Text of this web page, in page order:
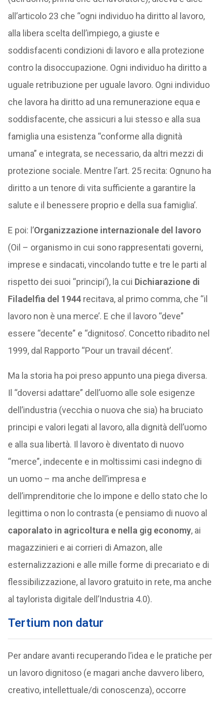
all’articolo 23 che “ogni individuo ha diritto al lavoro,
alla libera scelta dell’impiego, a giuste e
soddisfacenti condizioni di lavoro e alla protezione
contro la disoccupazione. Ogni individuo ha diritto a
uguale retribuzione per uguale lavoro. Ogni individuo
che lavora ha diritto ad una remunerazione equa e
soddisfacente, che assicuri a lui stesso e alla sua
famiglia una esistenza “conforme alla dignità
umana” e integrata, se necessario, da altri mezzi di
protezione sociale. Mentre l’art. 25 recita: Ognuno ha
diritto a un tenore di vita sufficiente a garantire la
salute e il benessere proprio e della sua famiglia’.
E poi: l’Organizzazione internazionale del lavoro
(Oil – organismo in cui sono rappresentati governi,
imprese e sindacati, vincolando tutte e tre le parti al
rispetto dei suoi “principi’), la cui Dichiarazione di
Filadelfia del 1944recitava, al primo comma, che “il
lavoro non è una merce’. E che il lavoro “deve”
essere “decente” e “dignitoso’. Concetto ribadito nel
1999, dal Rapporto “Pour un travail décent’.
Ma la storia ha poi preso appunto una piega diversa.
Il “doversi adattare” dell’uomo alle sole esigenze
dell’industria (vecchia o nuova che sia) ha bruciato
principi e valori legati al lavoro, alla dignità dell’uomo
e alla sua libertà. Il lavoro è diventato di nuovo
“merce”, indecente e in moltissimi casi indegno di
un uomo – ma anche dell’impresa e
dell’imprenditorie che lo impone e dello stato che lo
legittima o non lo contrasta (e pensiamo di nuovo al
caporalato in agricoltura e nella gig economy, ai
magazzinieri e ai corrieri di Amazon, alle
esternalizzazioni e alle mille forme di precariato e di
flessibilizzazione, al lavoro gratuito in rete, ma anche
al taylorista digitale dell’Industria 4.0).
Tertium non datur
Per andare avanti recuperando l’idea e le pratiche per
un lavoro dignitoso (e magari anche davvero libero,
creativo, intellettuale/di conoscenza), occorre